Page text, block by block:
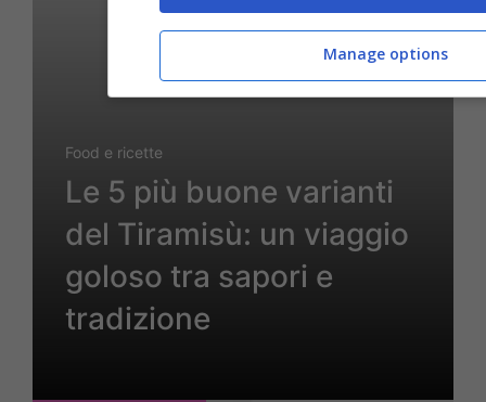
Food e ricette
Le 5 più buone varianti
del Tiramisù: un viaggio
goloso tra sapori e
tradizione
Manage options